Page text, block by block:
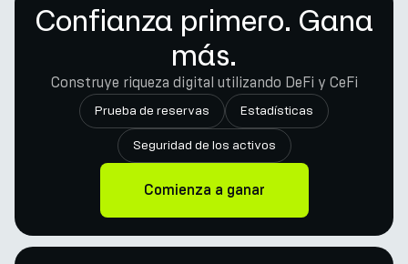
Confianza primero. Gana
más.
Construye riqueza digital utilizando DeFi y CeFi
Prueba de reservas Estadísticas
Seguridad de los activos
Comienza a ganar